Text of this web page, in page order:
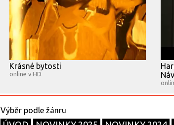
Krásné bytosti
online v HD